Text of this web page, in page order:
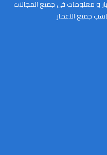
و معلومات فى جميع المجالات
جميع الاعمار